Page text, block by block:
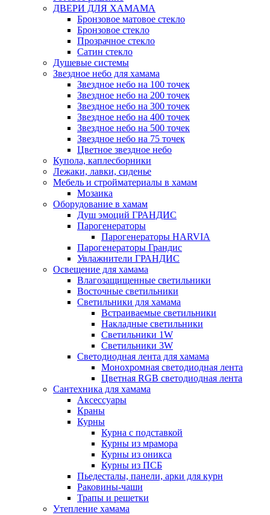
ДВЕРИ ДЛЯ ХАМАМА
Бронзовое матовое стекло
Бронзовое стекло
Прозрачное стекло
Сатин стекло
Душевые системы
Звездное небо для хамама
Звездное небо на 100 точек
Звездное небо на 200 точек
Звездное небо на 300 точек
Звездное небо на 400 точек
Звездное небо на 500 точек
Звездное небо на 75 точек
Цветное звездное небо
Купола, каплесборники
Лежаки, лавки, сиденье
Мебель и стройматериалы в хамам
Мозаика
Оборудование в хамам
Душ эмоций ГРАНДИС
Парогенераторы
Парогенераторы HARVIA
Парогенераторы Грандис
Увлажнители ГРАНДИС
Освещение для хамама
Влагозащищенные светильники
Восточные светильники
Светильники для хамама
Встраиваемые светильники
Накладные светильники
Светильники 1W
Светильники 3W
Светодиодная лента для хамама
Монохромная светодиодная лента
Цветная RGB светодиодная лента
Сантехника для хамама
Аксессуары
Краны
Курны
Курна с подставкой
Курны из мрамора
Курны из оникса
Курны из ПСБ
Пьедесталы, панели, арки для курн
Раковины-чаши
Трапы и решетки
Утепление хамама